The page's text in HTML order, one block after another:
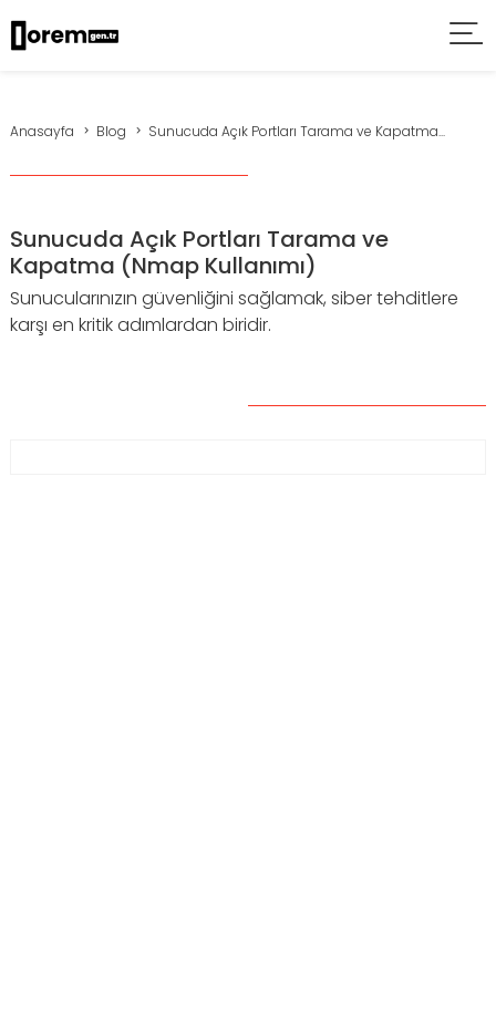
Anasayfa Blog Sunucuda Açık Portları Tarama ve Kapatma...
Sunucuda Açık Portları Tarama ve
Kapatma (Nmap Kullanımı)
Sunucularınızın güvenliğini sağlamak, siber tehditlere
karşı en kritik adımlardan biridir.